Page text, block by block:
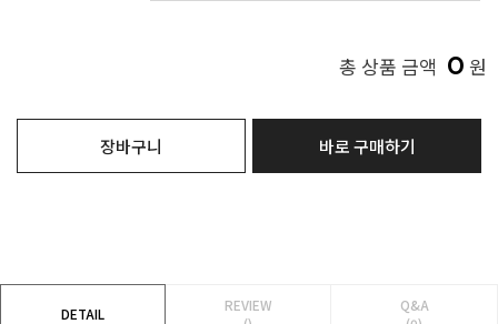
총 상품 금액 0 원
장바구니 바로 구매하기
DETAIL
REVIEW
Q&A